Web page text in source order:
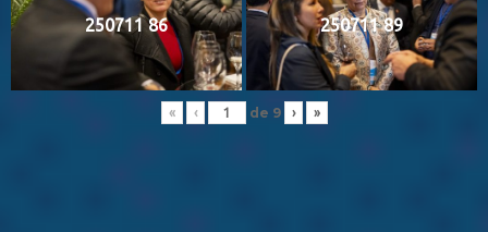
250711 86 250711 89
« ‹ de 9 › »